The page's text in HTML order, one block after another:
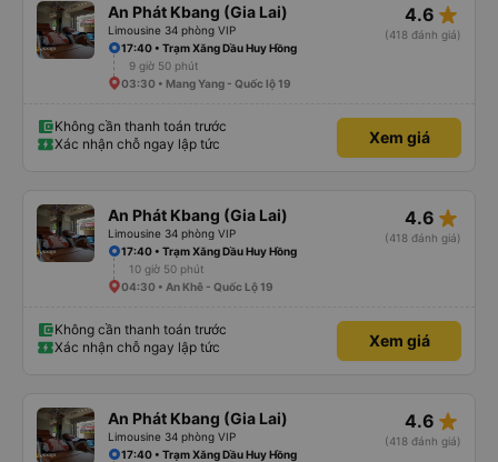
An Phát Kbang (Gia Lai)
Limousine 34 phòng VIP
4.6 star_rate
(418 đánh giá)
17:40 • Trạm Xăng Dầu Huy Hồng
9 giờ 50 phút
03:30 • Mang Yang - Quốc lộ 19
Không cần thanh toán trước
Xác nhận chỗ ngay lập tức
Xem giá
An Phát Kbang (Gia Lai)
Limousine 34 phòng VIP
4.6 star_rate
(418 đánh giá)
17:40 • Trạm Xăng Dầu Huy Hồng
10 giờ 50 phút
04:30 • An Khê - Quốc Lộ 19
Không cần thanh toán trước
Xác nhận chỗ ngay lập tức
Xem giá
An Phát Kbang (Gia Lai)
Limousine 34 phòng VIP
4.6 star_rate
(418 đánh giá)
17:40 • Trạm Xăng Dầu Huy Hồng